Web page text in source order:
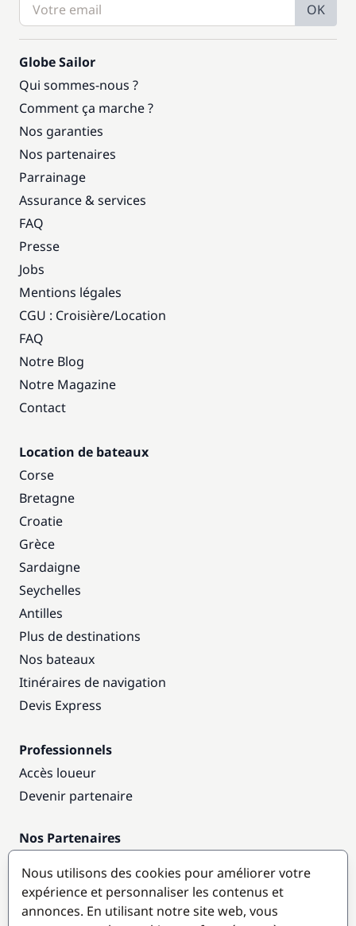
OK
Globe Sailor
Qui sommes-nous ?
Comment ça marche ?
Nos garanties
Nos partenaires
Parrainage
Assurance & services
FAQ
Presse
Jobs
Mentions légales
CGU : Croisière/Location
FAQ
Notre Blog
Notre Magazine
Contact
Location de bateaux
Corse
Bretagne
Croatie
Grèce
Sardaigne
Seychelles
Antilles
Plus de destinations
Nos bateaux
Itinéraires de navigation
Devis Express
Professionnels
Accès loueur
Devenir partenaire
Nos Partenaires
Destinations populaires
Nous utilisons des cookies pour améliorer votre
expérience et personnaliser les contenus et
annonces. En utilisant notre site web, vous